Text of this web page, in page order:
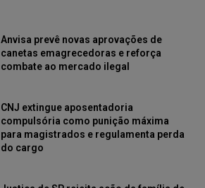
Anvisa prevê novas aprovações de
canetas emagrecedoras e reforça
combate ao mercado ilegal
CNJ extingue aposentadoria
compulsória como punição máxima
para magistrados e regulamenta perda
do cargo